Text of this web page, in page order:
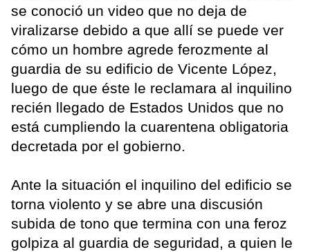
se conoció un video que no deja de
viralizarse debido a que allí se puede ver
cómo un hombre agrede ferozmente al
guardia de su edificio de Vicente López,
luego de que éste le reclamara al inquilino
recién llegado de Estados Unidos que no
está cumpliendo la cuarentena obligatoria
decretada por el gobierno.
Ante la situación el inquilino del edificio se
torna violento y se abre una discusión
subida de tono que termina con una feroz
golpiza al guardia de seguridad, a quien le